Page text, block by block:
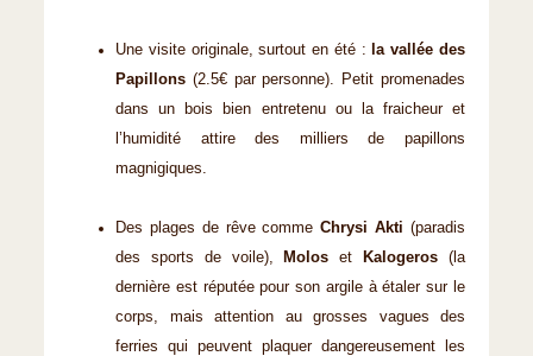
Une visite originale, surtout en été :
la vallée des
Papillons (2.5€ par personne). Petit promenades
dans un bois bien entretenu ou la fraicheur et
l’humidité attire des milliers de papillons
magnigiques.
Des plages de rêve commeChrysi Akti (paradis
des sports de voile),
Molos et Kalogeros (la
dernière est réputée pour son argile à étaler sur le
corps, mais attention au grosses vagues des
ferries qui peuvent plaquer dangereusement les